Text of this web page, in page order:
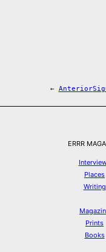
← Anterior
ERRR
Places
Writing
Prints
Books